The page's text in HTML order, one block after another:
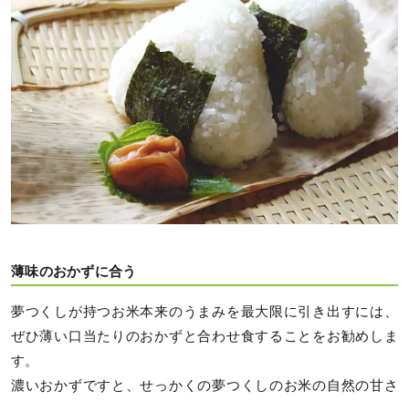
薄味のおかずに合う
夢つくしが持つお米本来のうまみを最大限に引き出すには、
ぜひ薄い口当たりのおかずと合わせ食することをお勧めしま
す。
濃いおかずですと、せっかくの夢つくしのお米の自然の甘さ